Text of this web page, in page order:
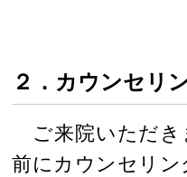
２．カウンセリ
ご来院いただき
前にカウンセリン